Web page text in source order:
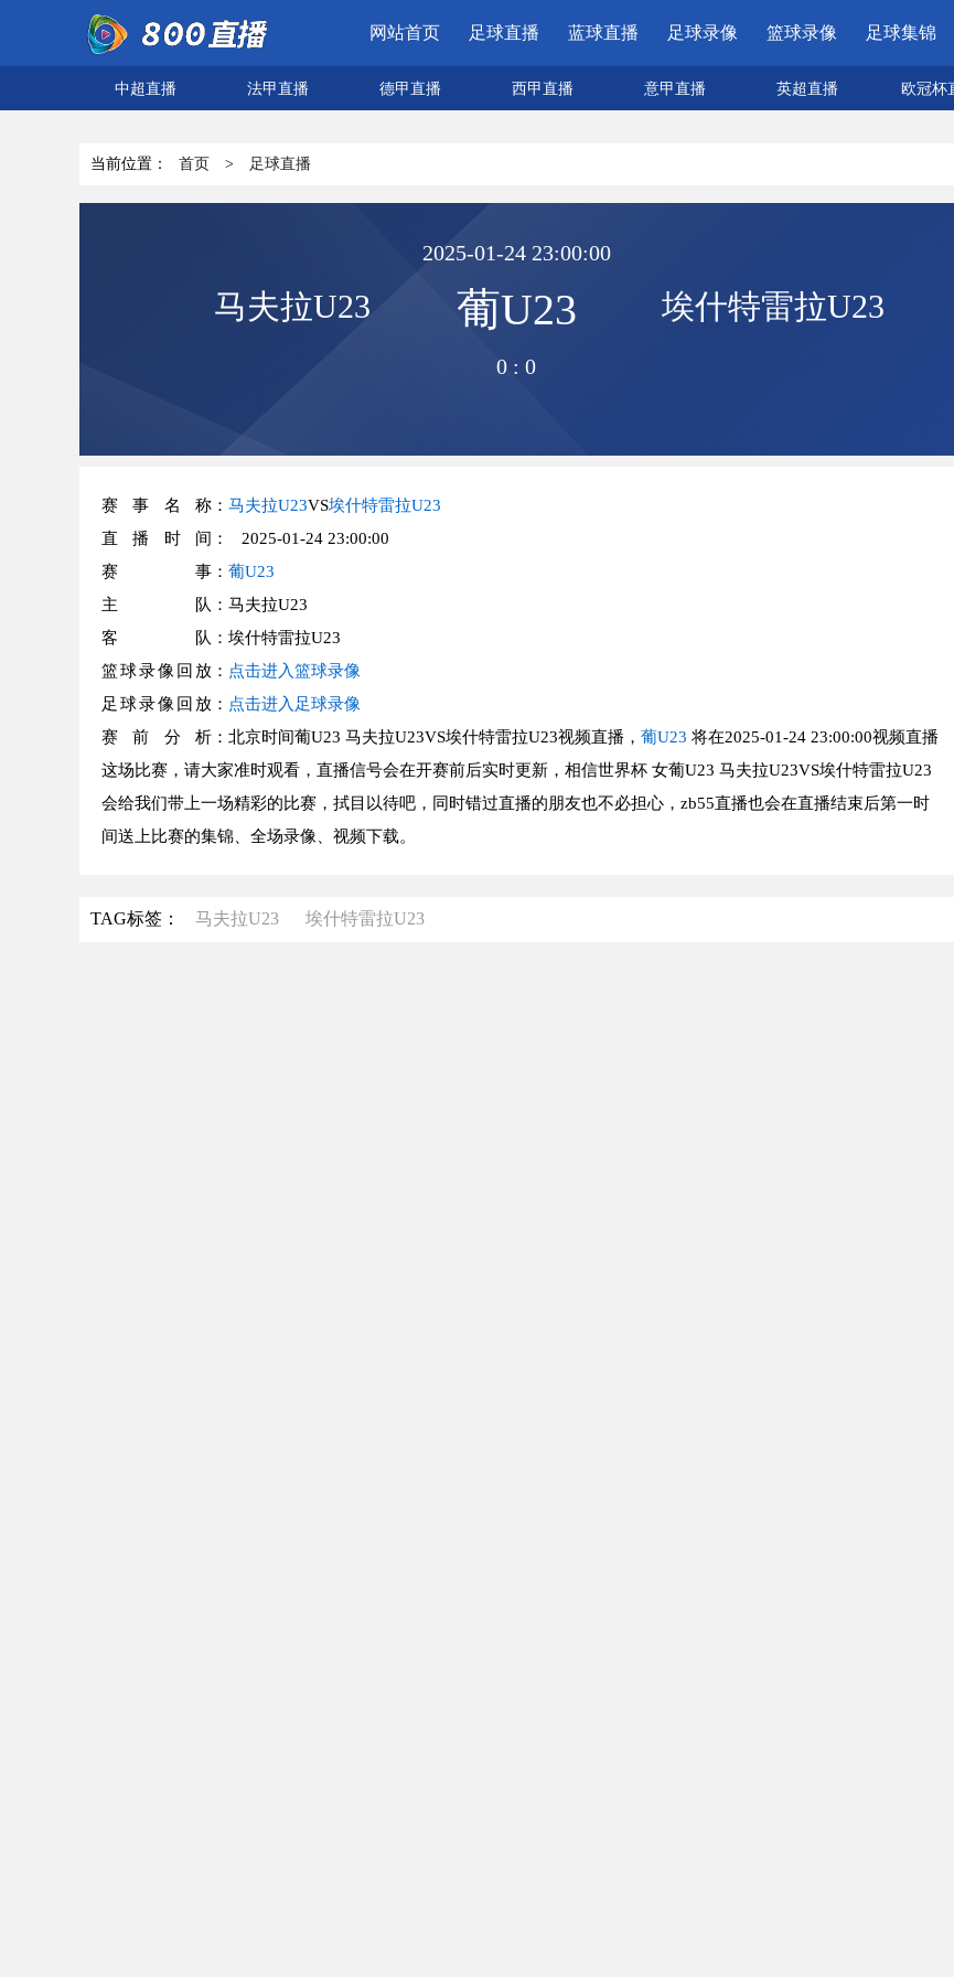
网站首页 足球直播 蓝球直播 足球录像 篮球录像 足球集锦
中超直播 法甲直播 德甲直播 西甲直播 意甲直播 英超直播 欧冠杯
当前位置： 首页 > 足球直播
马夫拉U23
2025-01-24 23:00:00
葡U23
0 : 0
埃什特雷拉U23
赛事名称 ： 马夫拉U23VS埃什特雷拉U23
直播时间 ： 2025-01-24 23:00:00
赛事 ： 葡U23
主队 ：马夫拉U23
客队 ：埃什特雷拉U23
篮球录像回放 ： 点击进入篮球录像
足球录像回放 ： 点击进入足球录像
赛前分析 ：北京时间葡U23 马夫拉U23VS埃什特雷拉U23视频直播， 葡U23 将在2025-01-24 23:00:00视频直播
这场比赛，请大家准时观看，直播信号会在开赛前后实时更新，相信世界杯 女葡U23 马夫拉U23VS埃什特雷拉U23
会给我们带上一场精彩的比赛，拭目以待吧，同时错过直播的朋友也不必担心，zb55直播也会在直播结束后第一时
间送上比赛的集锦、全场录像、视频下载。
TAG标签： 马夫拉U23 埃什特雷拉U23